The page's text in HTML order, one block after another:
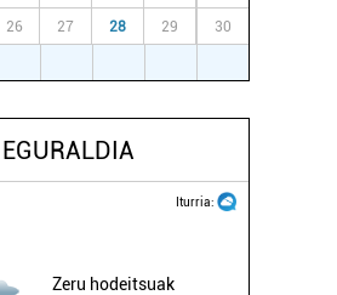
26 27 28 29 30
EGURALDIA
Iturria:
Zeru hodeitsuak